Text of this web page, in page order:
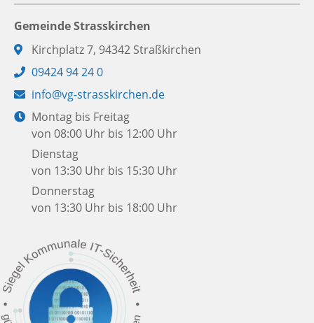
Gemeinde Strasskirchen
Adresse:
Kirchplatz 7, 94342 Straßkirchen
Telefon:
09424 94 24 0
E-
Mail:
info@vg-strasskirchen.de
Öffnungszeiten:
Montag bis Freitag
von 08:00 Uhr bis 12:00 Uhr
Dienstag
von 13:30 Uhr bis 15:30 Uhr
Donnerstag
von 13:30 Uhr bis 18:00 Uhr